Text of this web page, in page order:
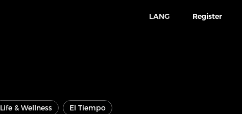
LANG Register
Life & Wellness El Tiempo